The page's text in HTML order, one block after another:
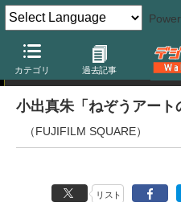
カテゴリ 過去記事
ニュース
小出真朱「ねぞうアート
（FUJIFILM SQUARE）
リスト